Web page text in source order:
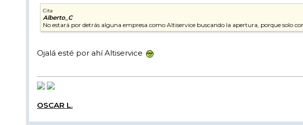
Cita
Alberto_C
No estará por detrás alguna empresa como Altiservice buscando la apertura, porque solo
Ojalá esté por ahí Altiservice
OSCAR L.